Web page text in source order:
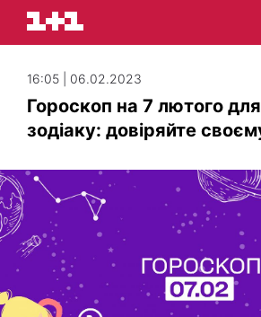
16:05 | 06.02.2023
Гороскоп на 7 лютого для
зодіаку: довіряйте